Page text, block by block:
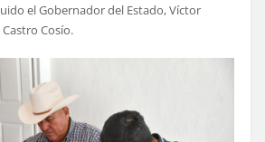
el Gobernador del Estado, Víctor
Cosío.